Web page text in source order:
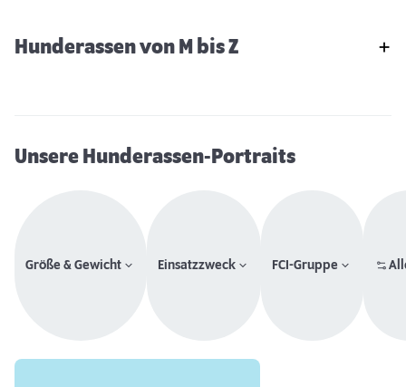
Hunderassen von M bis Z
Unsere Hunderassen-Portraits
Größe & Gewicht Einsatzzweck FCI-Gruppe